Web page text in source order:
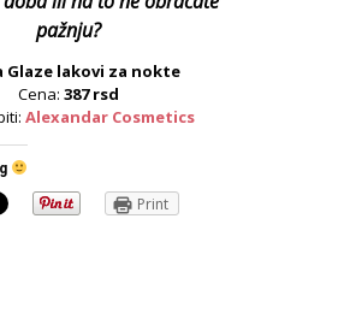
pažnju?
Glaze lakovi za nokte
Cena: 387 rsd
Alexandar Cosmetics
Print